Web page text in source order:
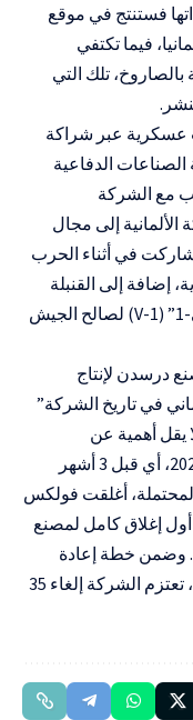
فستنتج في موقع
فيما تكتفي
تلك التي
عسكرية عبر شراكة
الدفاعية
مع الشركة
الألمانية إلى مجال
شاركت في أثناء الحرب
إضافة إلى القنبلة
الطائرة الشهيرة (أول صاروخ كروز) “في-1” (V-1) لصالح الجيش
فاغن نهاية عام 2025 مصنع درسدن لإنتاج
في تاريخ الشركة”
يقل أهمية عن
مضمونها. ففي 16 ديسمبر/كانون الأول 2025، أي قبل 3 أشهر
أغلقت فولكس
إغلاق كامل لمصنع
الشركة الممتد لـ88 عاما. وضمن خطة إعادة
الهيكلة المتفق عليها مع النقابات العمالية، تعتزم الشركة إلغاء 35